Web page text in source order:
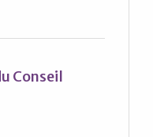
Conseil